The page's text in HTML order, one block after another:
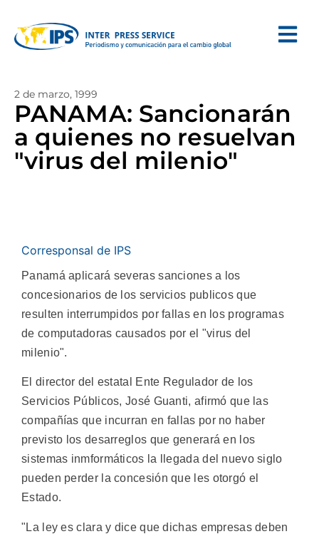
2 de marzo, 1999
PANAMA: Sancionarán
a quienes no resuelvan
"virus del milenio"
Corresponsal de IPS
Panamá aplicará severas sanciones a los
concesionarios de los servicios publicos que
resulten interrumpidos por fallas en los programas
de computadoras causados por el "virus del
milenio".
El director del estatal Ente Regulador de los
Servicios Públicos, José Guanti, afirmó que las
compañías que incurran en fallas por no haber
previsto los desarreglos que generará en los
sistemas inmformáticos la llegada del nuevo siglo
pueden perder la concesión que les otorgó el
Estado.
"La ley es clara y dice que dichas empresas deben